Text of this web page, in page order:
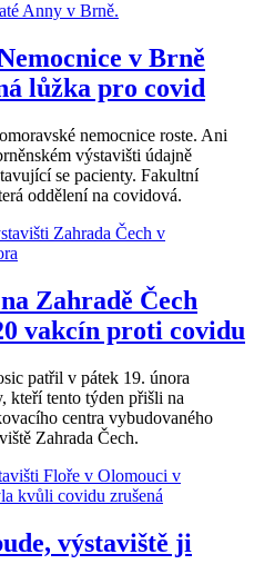
v Brně
lůžka pro covid
nemocnice roste. Ani
výstavišti údajně
se pacienty. Fakultní
oddělení na covidová.
Zahradě Čech
vakcín proti covidu
patřil v pátek 19. února
kteří tento týden přišli na
centra vybudovaného
Zahrada Čech.
výstaviště ji